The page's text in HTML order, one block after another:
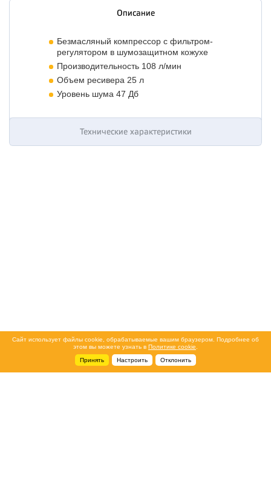
Описание
Безмасляный компрессор с фильтром-
регулятором в шумозащитном кожухе
Производительность 108 л/мин
Объем ресивера 25 л
Уровень шума 47 Дб
Технические характеристики
Сайт использует файлы cookie, обрабатываемые вашим браузером. Подробнее об
этом вы можете узнать в Политике cookie
Принять
Настроить Отклонить